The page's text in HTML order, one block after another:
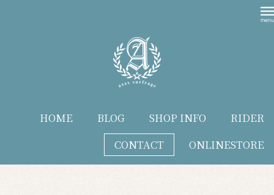
HOME BLOG SHOP INFO
RIDER
CONTACT
ONLINESTORE